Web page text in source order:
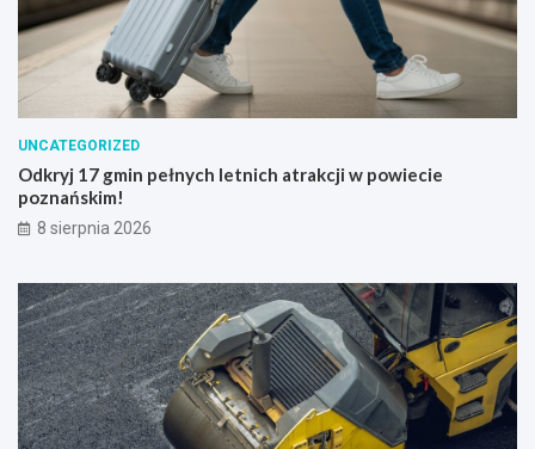
UNCATEGORIZED
Odkryj 17 gmin pełnych letnich atrakcji w powiecie
poznańskim!
8 sierpnia 2026